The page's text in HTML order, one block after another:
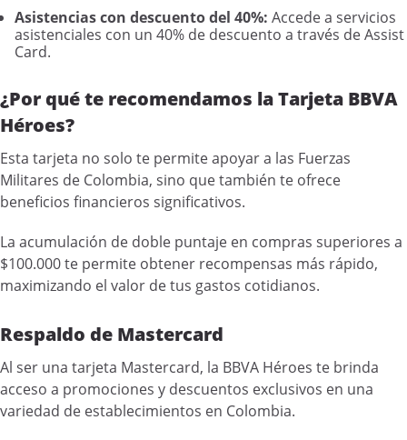
Asistencias con descuento del 40%: Accede a servicios
asistenciales con un 40% de descuento a través de Assist
Card.
¿Por qué te recomendamos la Tarjeta BBVA
Héroes?
Esta tarjeta no solo te permite apoyar a las Fuerzas
Militares de Colombia, sino que también te ofrece
beneficios financieros significativos.
La acumulación de doble puntaje en compras superiores a
$100.000 te permite obtener recompensas más rápido,
maximizando el valor de tus gastos cotidianos.
Respaldo de Mastercard
Al ser una tarjeta Mastercard, la BBVA Héroes te brinda
acceso a promociones y descuentos exclusivos en una
variedad de establecimientos en Colombia.